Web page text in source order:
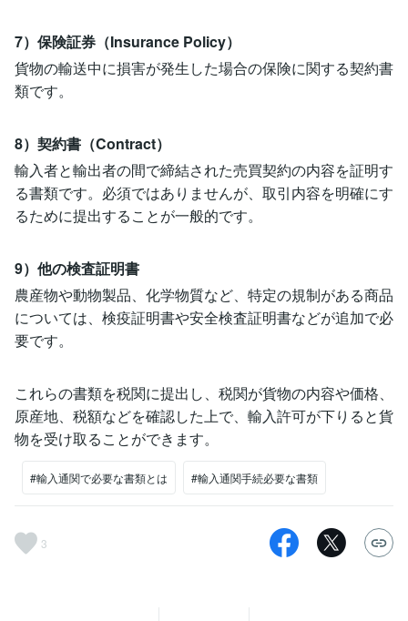
7）保険証券（Insurance Policy）
貨物の輸送中に損害が発生した場合の保険に関する契約書
類です。
8）契約書（Contract）
輸入者と輸出者の間で締結された売買契約の内容を証明す
る書類です。必須ではありませんが、取引内容を明確にす
るために提出することが一般的です。
9）他の検査証明書
農産物や動物製品、化学物質など、特定の規制がある商品
については、検疫証明書や安全検査証明書などが追加で必
要です。
これらの書類を税関に提出し、税関が貨物の内容や価格、
原産地、税額などを確認した上で、輸入許可が下りると貨
物を受け取ることができます。
#輸入通関で必要な書類とは #輸入通関手続必要な書類
3